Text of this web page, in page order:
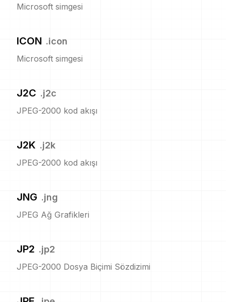
Microsoft simgesi
ICON .icon
Microsoft simgesi
J2C .j2c
JPEG-2000 kod akışı
J2K .j2k
JPEG-2000 kod akışı
JNG .jng
JPEG Ağ Grafikleri
JP2 .jp2
JPEG-2000 Dosya Biçimi Sözdizimi